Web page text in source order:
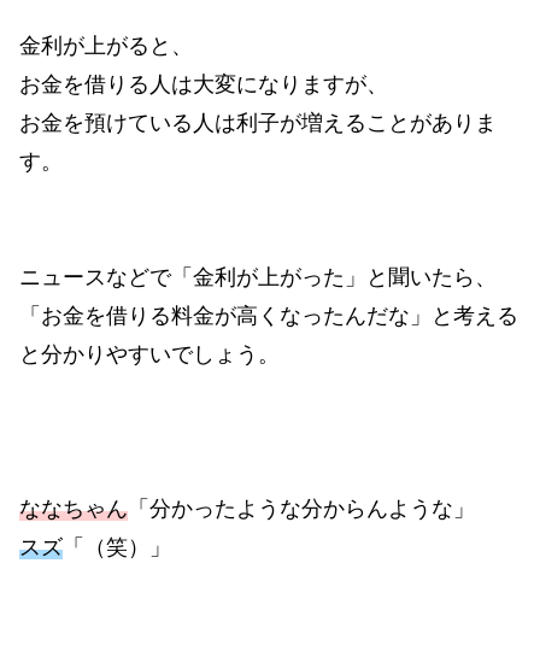
金利が上がると、
お金を借りる人は大変になりますが、
お金を預けている人は利子が増えることがありま
す。
ニュースなどで「金利が上がった」と聞いたら、
「お金を借りる料金が高くなったんだな」と考える
と分かりやすいでしょう。
ななちゃん 「分かったような分からんような」
スズ 「（笑）」